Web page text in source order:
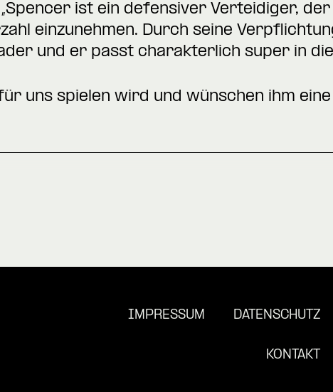
ist ein defensiver Verteidiger,
einzunehmen. Durch seine
und er passt charakterlich super in die
uns spielen wird und wünschen ihm
IMPRESSUM DATENSCHUTZ
KONTAKT